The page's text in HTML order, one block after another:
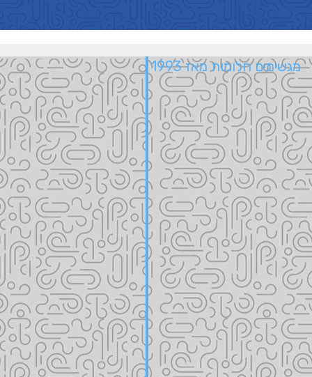
מגשימים חלומות מאז 1993